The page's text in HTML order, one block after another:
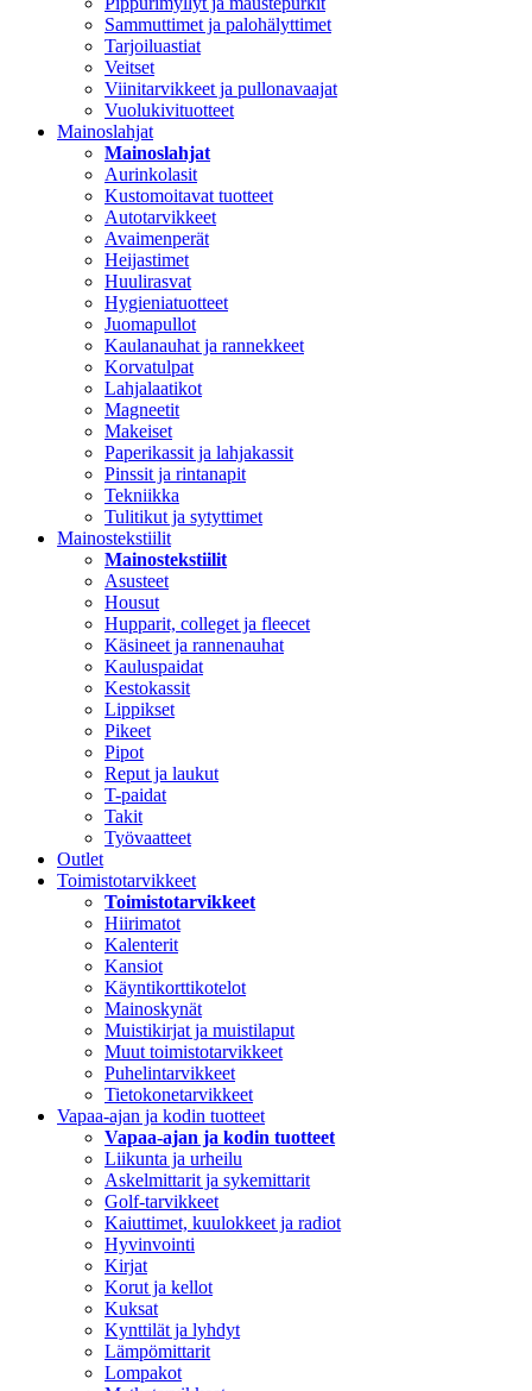
Sammuttimet ja palohälyttimet
Tarjoiluastiat
Veitset
Viinitarvikkeet ja pullonavaajat
Vuolukivituotteet
Mainoslahjat
Mainoslahjat
Aurinkolasit
Kustomoitavat tuotteet
Autotarvikkeet
Avaimenperät
Heijastimet
Huulirasvat
Hygieniatuotteet
Juomapullot
Kaulanauhat ja rannekkeet
Korvatulpat
Lahjalaatikot
Magneetit
Makeiset
Paperikassit ja lahjakassit
Pinssit ja rintanapit
Tekniikka
Tulitikut ja sytyttimet
Mainostekstiilit
Mainostekstiilit
Asusteet
Housut
Hupparit, colleget ja fleecet
Käsineet ja rannenauhat
Kauluspaidat
Kestokassit
Lippikset
Pikeet
Pipot
Reput ja laukut
T-paidat
Takit
Työvaatteet
Outlet
Toimistotarvikkeet
Toimistotarvikkeet
Hiirimatot
Kalenterit
Kansiot
Käyntikorttikotelot
Mainoskynät
Muistikirjat ja muistilaput
Muut toimistotarvikkeet
Puhelintarvikkeet
Tietokonetarvikkeet
Vapaa-ajan ja kodin tuotteet
Vapaa-ajan ja kodin tuotteet
Liikunta ja urheilu
Askelmittarit ja sykemittarit
Golf-tarvikkeet
Kaiuttimet, kuulokkeet ja radiot
Hyvinvointi
Kirjat
Korut ja kellot
Kuksat
Kynttilät ja lyhdyt
Lämpömittarit
Lompakot